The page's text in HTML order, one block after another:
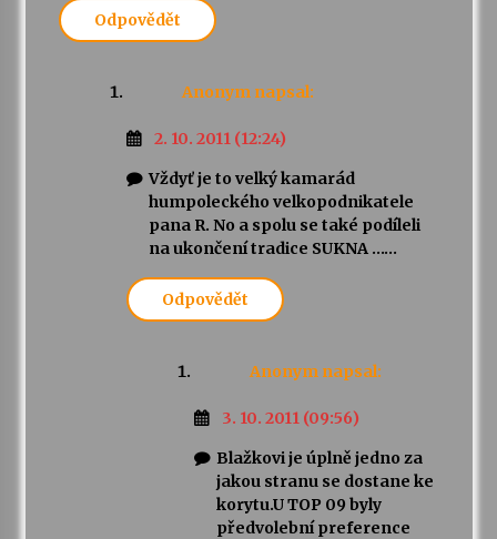
Odpovědět
Anonym napsal:
2. 10. 2011 (12:24)
Vždyť je to velký kamarád
humpoleckého velkopodnikatele
pana R. No a spolu se také podíleli
na ukončení tradice SUKNA ……
Odpovědět
Anonym napsal:
3. 10. 2011 (09:56)
Blažkovi je úplně jedno za
jakou stranu se dostane ke
korytu.U TOP 09 byly
předvolební preference